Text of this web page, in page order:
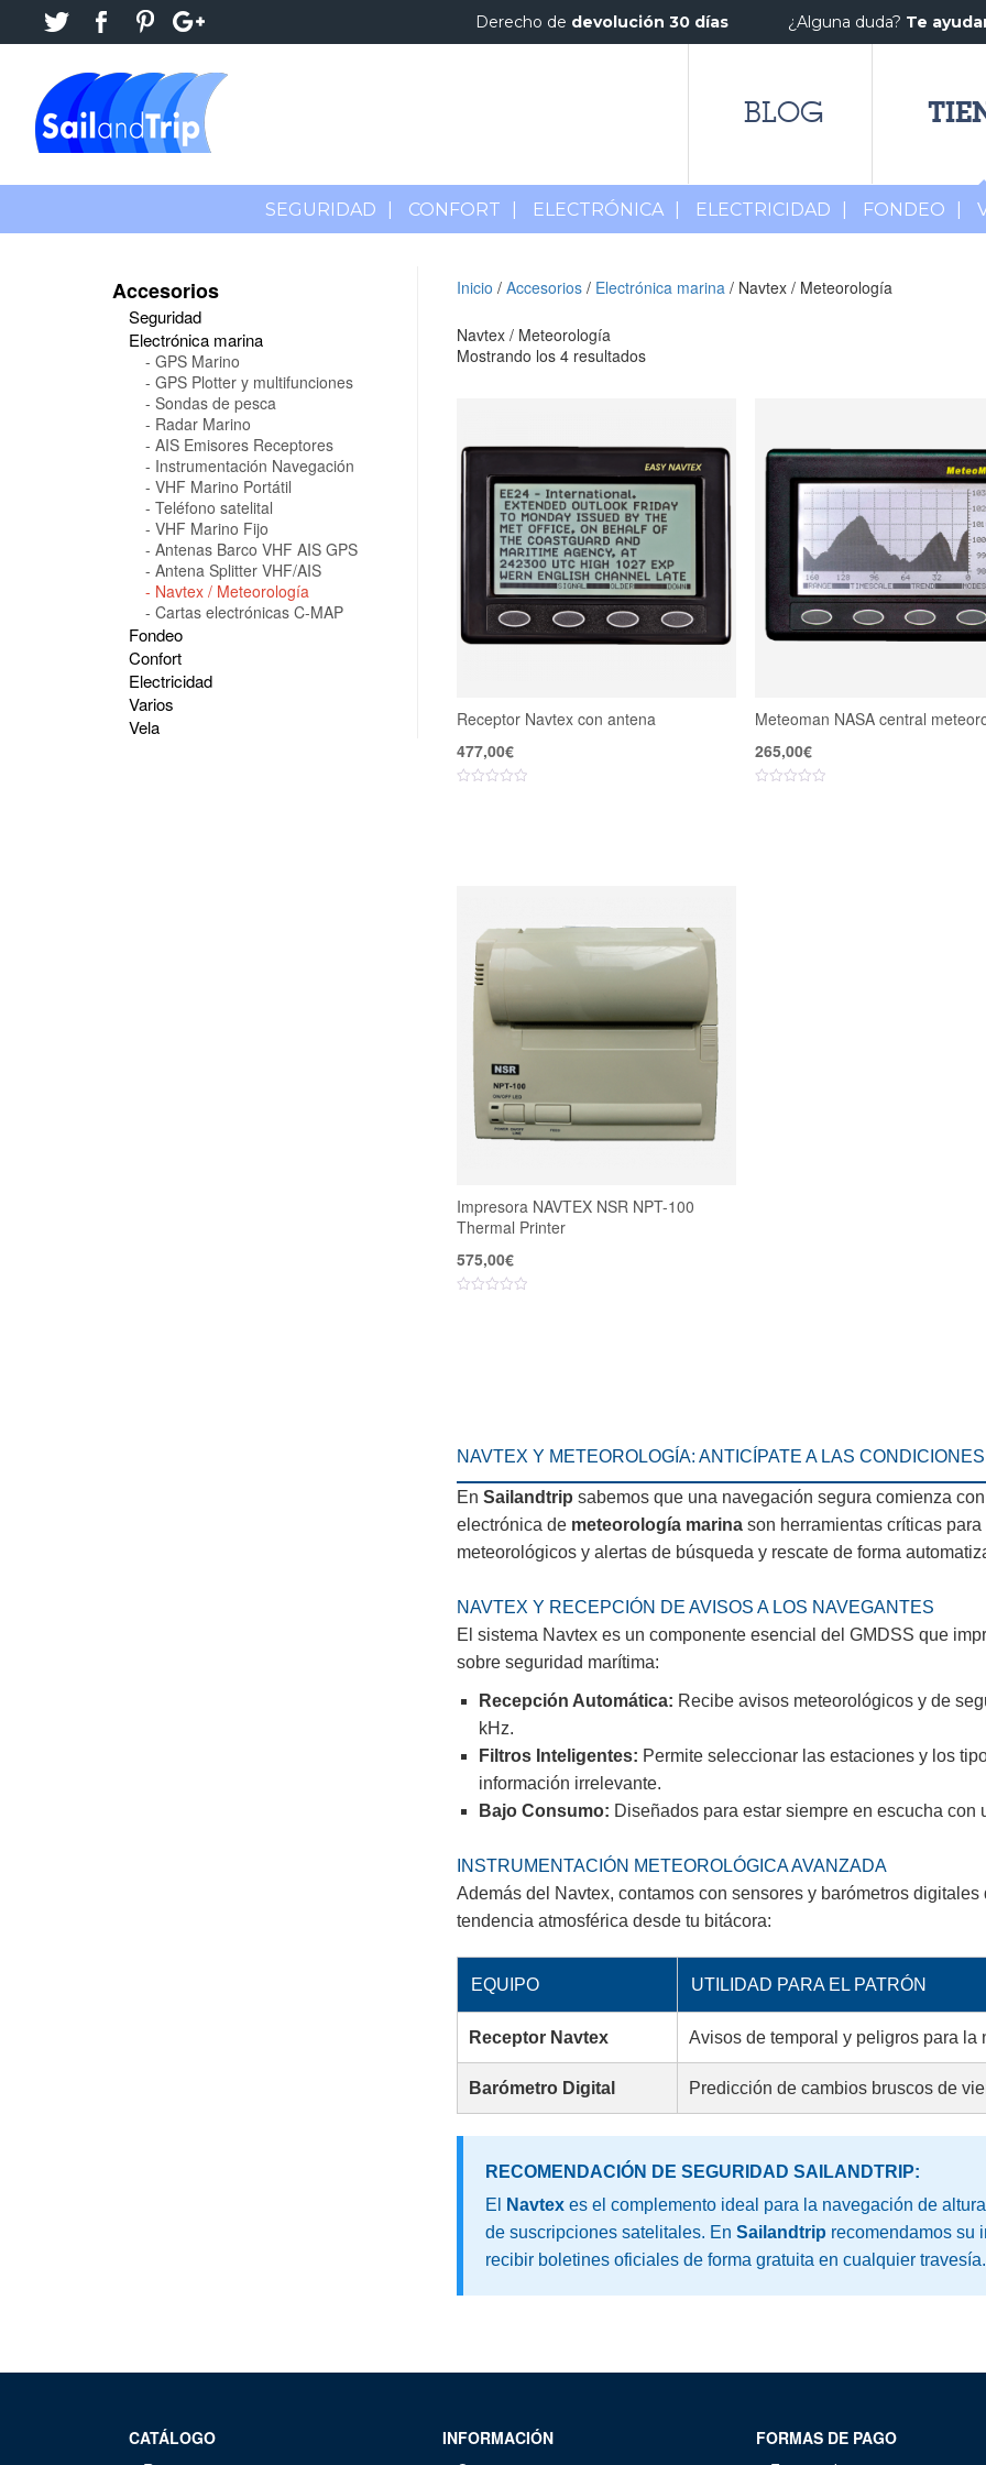
Derecho de devolución 30 días ¿Alguna duda? Te
BLOG
SEGURIDAD CONFORT ELECTRÓNICA ELECTRICIDAD FONDEO
Inicio / Accesorios/ Electrónica marina/ Navtex / Meteorología
Navtex / Meteorología
Mostrando los 4 resultados
Receptor Navtex con antena
477,00€
Meteoman NASA central
265,00€
Impresora NAVTEX NSR NPT-100
Thermal Printer
575,00€
NAVTEX Y METEOROLOGÍA: ANTICÍPATE A LAS
En Sailandtrip sabemos que una navegación segura comienza
electrónica de meteorología marinason herramientas críticas
meteorológicos y alertas de búsqueda y rescate de forma
NAVTEX Y RECEPCIÓN DE AVISOS A LOS NAVEGANTES
El sistema Navtex es un componente esencial del GMDSS que
sobre seguridad marítima:
Recepción Automática: Recibe avisos meteorológicos y de
kHz.
Filtros Inteligentes: Permite seleccionar las estaciones y los
información irrelevante.
Bajo Consumo: Diseñados para estar siempre en escucha
INSTRUMENTACIÓN METEOROLÓGICA AVANZADA
Además del Navtex, contamos con sensores y barómetros
tendencia atmosférica desde tu bitácora:
EQUIPO UTILIDAD PARA EL PATRÓN
Receptor Navtex Avisos de temporal y peligros para la
Barómetro Digital Predicción de cambios bruscos de
RECOMENDACIÓN DE SEGURIDAD SAILANDTRIP:
El
Navtexes el complemento ideal para la navegación de
de suscripciones satelitales. En Sailandtrip recomendamos su
recibir boletines oficiales de forma gratuita en cualquier travesía.
Accesorios
Seguridad
Electrónica marina
GPS Marino
GPS Plotter y multifunciones
Sondas de pesca
Radar Marino
AIS Emisores Receptores
Instrumentación Navegación
VHF Marino Portátil
Teléfono satelital
VHF Marino Fijo
Antenas Barco VHF AIS GPS
Antena Splitter VHF/AIS
Navtex / Meteorología
Cartas electrónicas C-MAP
Fondeo
Confort
Electricidad
Varios
Vela
CATÁLOGO
INFORMACIÓN
FORMAS DE PAGO